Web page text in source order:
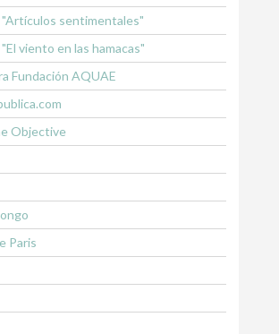
sentimentales"
viento en las hamacas"
Fundación AQUAE
Objective
Paris